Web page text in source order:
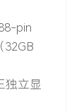
pin
32GB
独立显